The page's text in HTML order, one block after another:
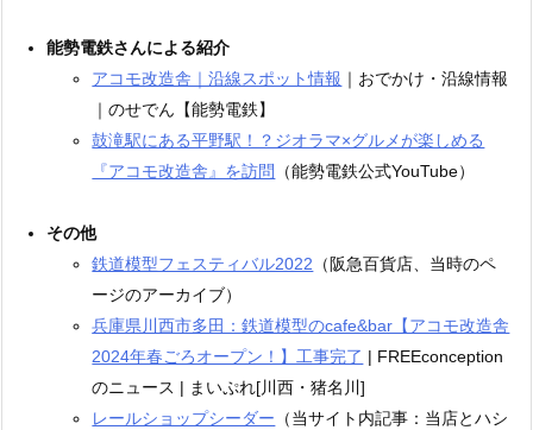
能勢電鉄さんによる紹介
アコモ改造舎｜沿線スポット情報 ｜おでかけ・沿線情報
｜のせでん【能勢電鉄】
鼓滝駅にある平野駅！？ジオラマ×グルメが楽しめる
『アコモ改造舎』を訪問
（能勢電鉄公式YouTube）
その他
鉄道模型フェスティバル2022 （阪急百貨店、当時のペ
ージのアーカイブ）
兵庫県川西市多田：鉄道模型のcafe&bar【アコモ改造舎
2024年春ごろオープン！】工事完了 | FREEconception
のニュース | まいぷれ[川西・猪名川]
レールショップシーダー （当サイト内記事：当店とハシ